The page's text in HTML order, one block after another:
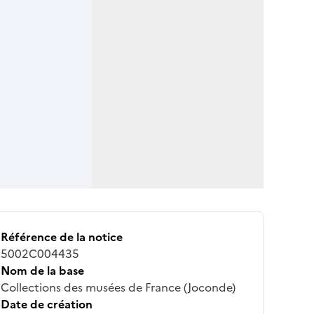
Référence de la notice
5002C004435
Nom de la base
Collections des musées de France (Joconde)
Date de création